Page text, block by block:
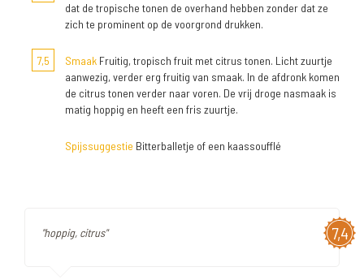
dat de tropische tonen de overhand hebben zonder dat ze
zich te prominent op de voorgrond drukken.
7,5 Smaak Fruitig, tropisch fruit met citrus tonen. Licht zuurtje
aanwezig, verder erg fruitig van smaak. In de afdronk komen
de citrus tonen verder naar voren. De vrij droge nasmaak is
matig hoppig en heeft een fris zuurtje.
Spijssuggestie Bitterballetje of een kaassoufflé
7,4
"hoppig, citrus"